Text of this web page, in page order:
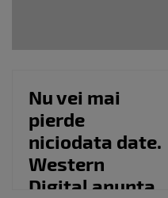
Nu vei mai
pierde
niciodata date.
Western
Digital anunta